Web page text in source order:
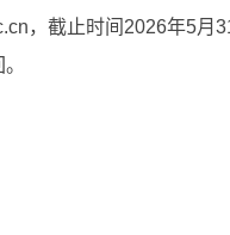
，截止时间2026年5